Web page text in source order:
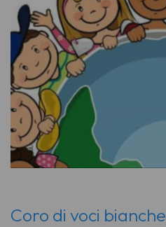
Coro di voci bianche